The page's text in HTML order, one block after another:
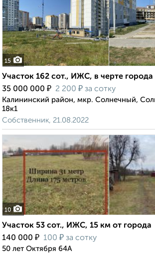
15
Участок 162 сот., ИЖС, в черте города
35 000 000 ₽ 2 200 ₽ за сотку
Калининский район, мкр. Солнечный,
18к1
Собственник, 21.08.2022
10
Участок 53 сот., ИЖС, 15 км от города
140 000 ₽ 100 ₽ за сотку
50 лет Октября 64А